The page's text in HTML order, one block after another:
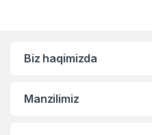
Biz haqimizda
Manzilimiz